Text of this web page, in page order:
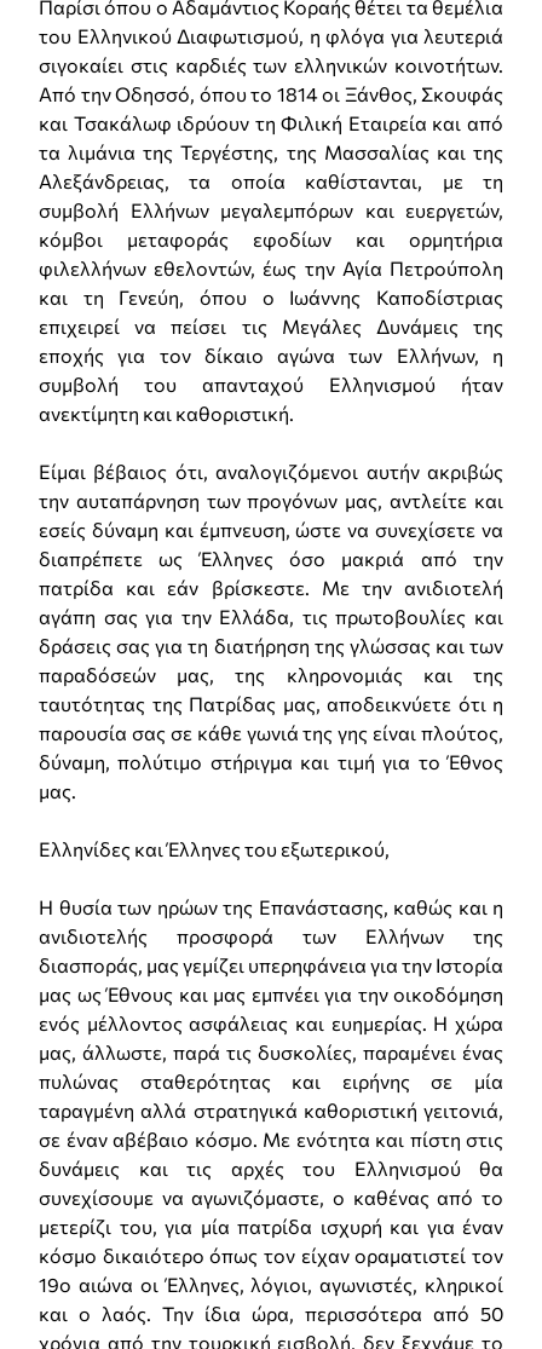
Παρίσι όπου ο Αδαμάντιος Κοραής θέτει τα θεμέλια
του Ελληνικού Διαφωτισμού, η φλόγα για λευτεριά
σιγοκαίει στις καρδιές των ελληνικών κοινοτήτων.
Από την Οδησσό, όπου το 1814 οι Ξάνθος, Σκουφάς
και Τσακάλωφ ιδρύουν τη Φιλική Εταιρεία και από
τα λιμάνια της Τεργέστης, της Μασσαλίας και της
Αλεξάνδρειας, τα οποία καθίστανται, με τη
συμβολή Ελλήνων μεγαλεμπόρων και ευεργετών,
κόμβοι μεταφοράς εφοδίων και ορμητήρια
φιλελλήνων εθελοντών, έως την Αγία Πετρούπολη
και τη Γενεύη, όπου ο Ιωάννης Καποδίστριας
επιχειρεί να πείσει τις Μεγάλες Δυνάμεις της
εποχής για τον δίκαιο αγώνα των Ελλήνων, η
συμβολή του απανταχού Ελληνισμού ήταν
ανεκτίμητη και καθοριστική.
Είμαι βέβαιος ότι, αναλογιζόμενοι αυτήν ακριβώς
την αυταπάρνηση των προγόνων μας, αντλείτε και
εσείς δύναμη και έμπνευση, ώστε να συνεχίσετε να
διαπρέπετε ως Έλληνες όσο μακριά από την
πατρίδα και εάν βρίσκεστε. Με την ανιδιοτελή
αγάπη σας για την Ελλάδα, τις πρωτοβουλίες και
δράσεις σας για τη διατήρηση της γλώσσας και των
παραδόσεών μας, της κληρονομιάς και της
ταυτότητας της Πατρίδας μας, αποδεικνύετε ότι η
παρουσία σας σε κάθε γωνιά της γης είναι πλούτος,
δύναμη, πολύτιμο στήριγμα και τιμή για το Έθνος
μας.
Ελληνίδες και Έλληνες του εξωτερικού,
Η θυσία των ηρώων της Επανάστασης, καθώς και η
ανιδιοτελής προσφορά των Ελλήνων της
διασποράς, μας γεμίζει υπερηφάνεια για την Ιστορία
μας ως Έθνους και μας εμπνέει για την οικοδόμηση
ενός μέλλοντος ασφάλειας και ευημερίας. Η χώρα
μας, άλλωστε, παρά τις δυσκολίες, παραμένει ένας
πυλώνας σταθερότητας και ειρήνης σε μία
ταραγμένη αλλά στρατηγικά καθοριστική γειτονιά,
σε έναν αβέβαιο κόσμο. Με ενότητα και πίστη στις
δυνάμεις και τις αρχές του Ελληνισμού θα
συνεχίσουμε να αγωνιζόμαστε, ο καθένας από το
μετερίζι του, για μία πατρίδα ισχυρή και για έναν
κόσμο δικαιότερο όπως τον είχαν οραματιστεί τον
19ο αιώνα οι Έλληνες, λόγιοι, αγωνιστές, κληρικοί
και ο λαός. Την ίδια ώρα, περισσότερα από 50
χρόνια από την τουρκική εισβολή, δεν ξεχνάμε το